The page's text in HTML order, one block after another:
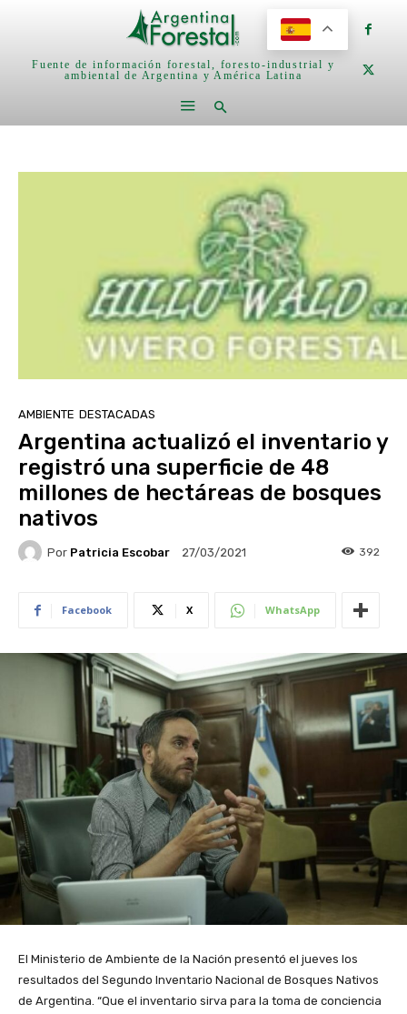
Fuente de información forestal, foresto-industrial y
ambiental de Argentina y América Latina
AMBIENTE DESTACADAS
Argentina actualizó el inventario y
registró una superficie de 48
millones de hectáreas de bosques
nativos
Por Patricia Escobar 27/03/2021 392
Facebook X WhatsApp
El Ministerio de Ambiente de la Nación presentó el jueves los
resultados del Segundo Inventario Nacional de Bosques Nativos
de Argentina. “Que el inventario sirva para la toma de conciencia